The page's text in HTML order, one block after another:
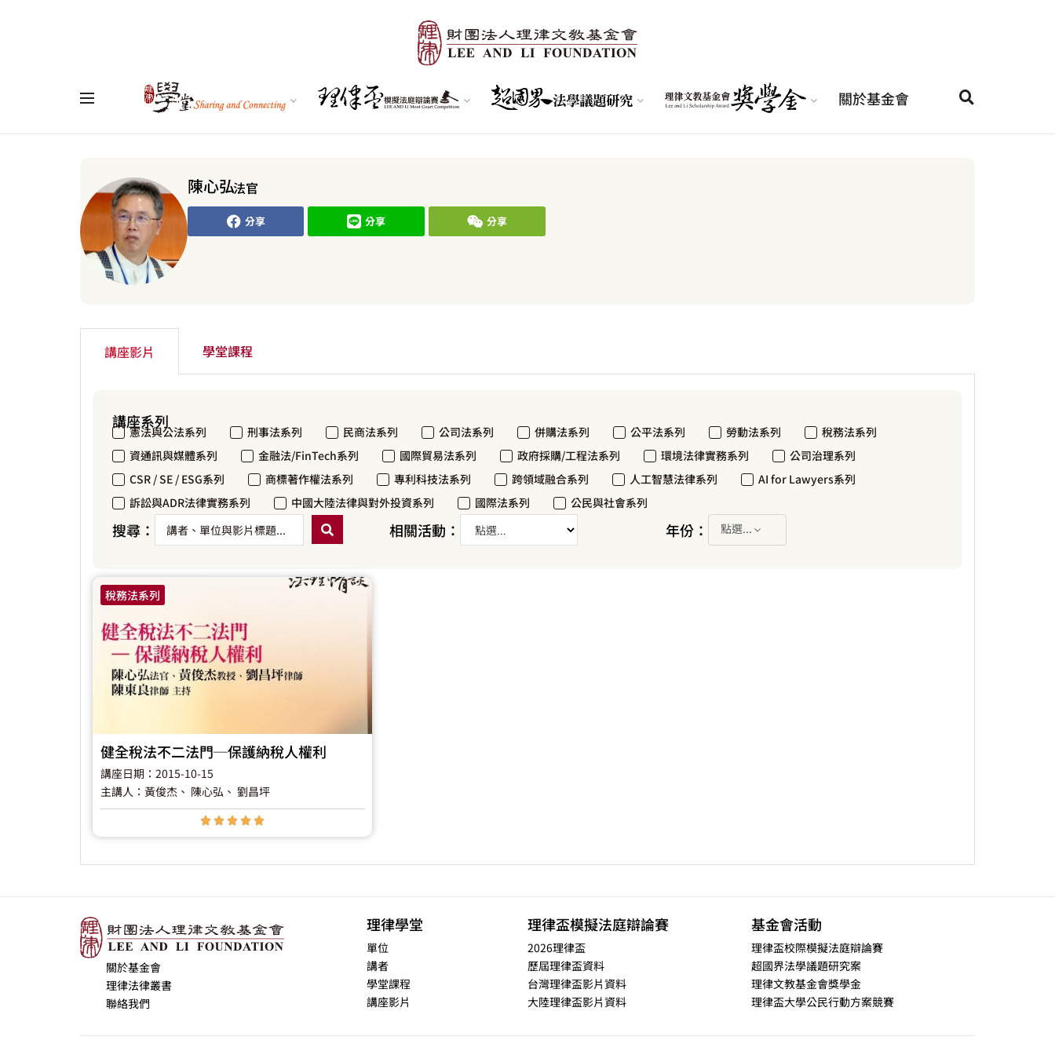
關於基金會
陳心弘法官
分享 分享 分享
講座影片 學堂課程
講座系列
憲法與公法系列 刑事法系列 民商法系列 公司法系列 併購法系列 公平法系列 勞動法系列
稅務法系列
資通訊與媒體系列
金融法/FinTech系列 國際貿易法系列 政府採購/工程法系列 環境法律實務系列
公司治理系列
CSR / SE / ESG系列
商標著作權法系列 專利科技法系列 跨領域融合系列 人工智慧法律系列
AI for Lawyers系列
訴訟與ADR法律實務系列
中國大陸法律與對外投資系列 國際法系列 公民與社會系列
搜尋： 相關活動： 年份： 點選...
稅務法系列
健全稅法不二法門─保護納稅人權利
講座日期：2015-10-15
主講人：黃俊杰 、 陳心弘 、 劉昌坪
    
關於基金會
理律法律叢書
聯絡我們
理律學堂
單位
講者
學堂課程
講座影片
理律盃模擬法庭辯論賽
2026理律盃
歷屆理律盃資料
台灣理律盃影片資料
大陸理律盃影片資料
基金會活動
理律盃校際模擬法庭辯論賽
超國界法學議題研究案
理律文教基金會獎學金
理律盃大學公民行動方案競賽